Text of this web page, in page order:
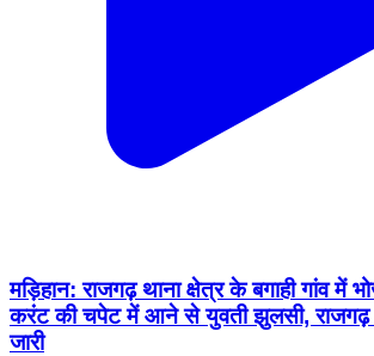
मड़िहान: राजगढ़ थाना क्षेत्र के बगाही गांव में
करंट की चपेट में आने से युवती झुलसी, राजगढ़
जारी